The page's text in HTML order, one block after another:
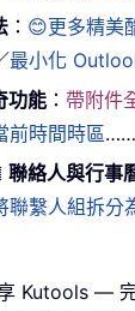
： 😊更多精美
最小化
功能 ： 帶附件
前時間時區……
聯絡人與行事
聯繫人組拆分
Kutools —